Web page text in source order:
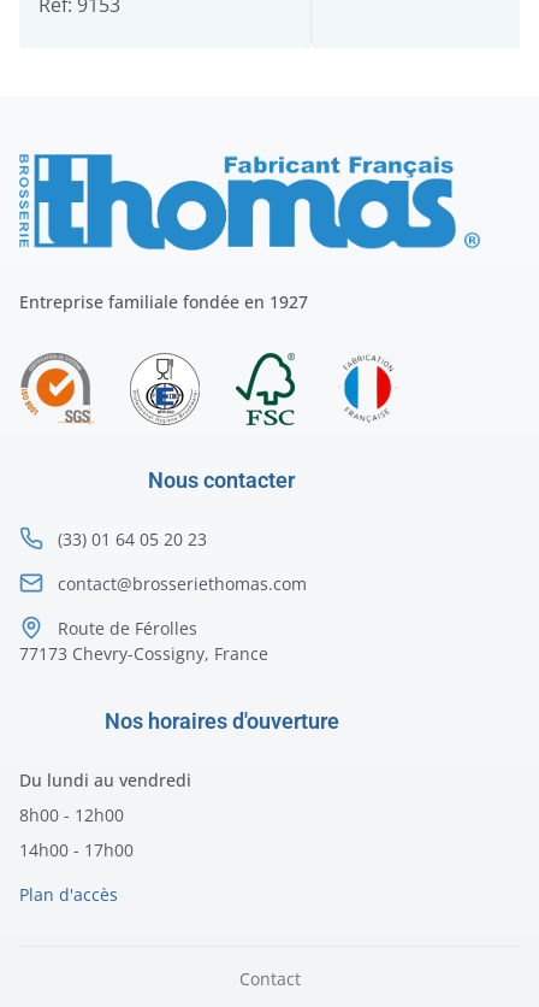
Entreprise familiale fondée en 1927
Nous contacter
(33) 01 64 05 20 23
contact@brosseriethomas.com
Route de Férolles
77173 Chevry-Cossigny, France
Nos horaires d'ouverture
Du lundi au vendredi
8h00 - 12h00
14h00 - 17h00
Plan d'accès
Contact